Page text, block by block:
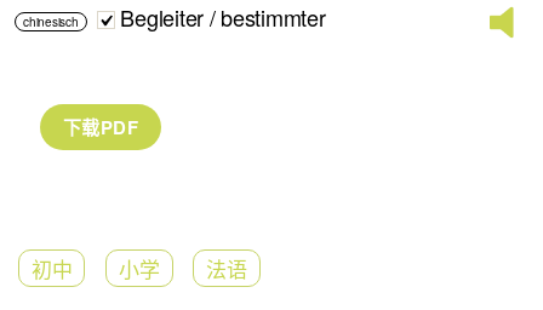
chinesisch Begleiter / bestimmter
初中 小学 法语